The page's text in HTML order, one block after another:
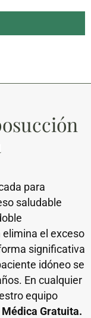
para
saludable
el exceso
significativa
idóneo se
En cualquier
equipo
Gratuita.